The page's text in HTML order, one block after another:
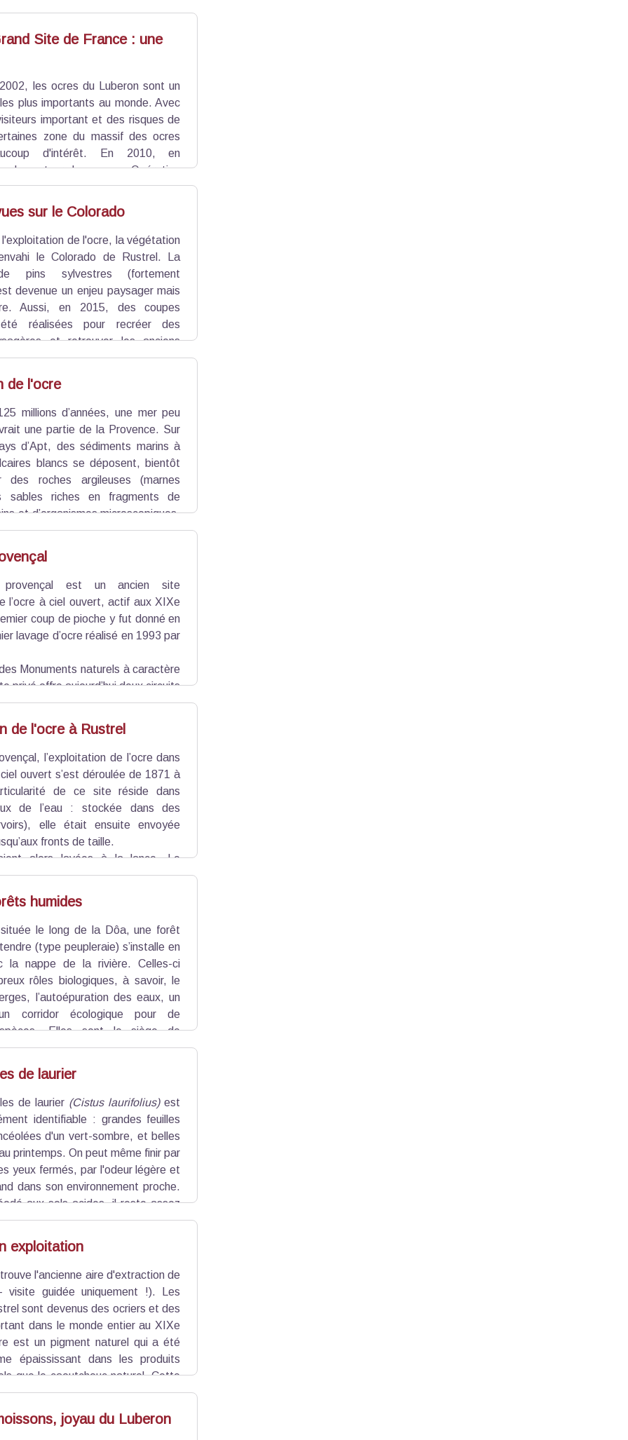
Site de France : une
les ocres du Luberon sont un
plus importants au monde. Avec
important et des risques de
zone du massif des ocres
d'intérêt. En 2010, en
les acteurs locaux, uneOpération
de communes Pays d'Apt
de bonne gestion et de
mais aussi culturels, dans la
Grand Site de France.
sur le Colorado
l'exploitation de l'ocre, la végétation
leColorado de Rustrel . La
pins sylvestres (fortement
devenue un enjeu paysager mais
Aussi, en 2015, des coupes
réalisées pour recréer des
et retrouver les anciens
dans le site, mais aussi dans le
en créant une zone de
de l'ocre
millions d’années, une mer peu
une partie de la Provence. Sur
d’Apt, des sédiments marins à
blancs se déposent, bientôt
des roches argileuses (marnes
sables riches en fragments de
et d’organismes microscopiques.
le fond marin, formant des grains
provoquent le retrait de la
humide, les dépôts de grès verts
comme le calcaire, les micas et la
place à la kaolinite, un minéral
pour l’ocre jaune, un oxyde
majoritaires. Ainsi, le grès vert
du Pays d’Apt.
provençal est un ancien site
l’ocre à ciel ouvert, actif aux XIXe
coup de pioche y fut donné en
lavage d’ocre réalisé en 1993 par
Monuments naturels à caractère
privé offre aujourd’hui deux circuits
mobile dédiée. Ils permettent de
nuances de couleurs, ainsi que
saison. Veuillez consulter les
votre venue.
de l'ocre à Rustrel
l’exploitation de l’ocre dans
ouvert s’est déroulée de 1871 à
de ce site réside dans
de l’eau : stockée dans des
elle était ensuite envoyée
fronts de taille.
alors lavées à la lance. Le
à travers un réseau de rigoles
chemin, le sable, plus lourd, se
(pièges à sable), tandis que
les bassins, l’ocre finissait par se
dans un marais salant, les ocriers
séchées puis transformées.
humides
située le long de la Dôa, une forêt
(type peupleraie) s’installe en
la nappe de la rivière. Celles-ci
rôles biologiques, à savoir, le
l’autoépuration des eaux, un
corridor écologique pour de
Elles sont le siège de
d’oiseaux et d’insectes.
de laurier
de laurier (Cistus laurifolius)est
identifiable : grandes feuilles
d'un vert-sombre, et belles
printemps. On peut même finir par
yeux fermés, par l'odeur légère et
dans son environnement proche.
aux sols acides, il reste assez
dans le massif des ocres où il
exploitation
l'ancienne aire d'extraction de
visite guidée uniquement !). Les
sont devenus des ocriers et des
dans le monde entier au XIXe
est un pigment naturel qui a été
épaississant dans les produits
que le caoutchouc naturel. Cette
dans le monde entier (joints de
le bâtiment pour les enduits de
1929 et a été progressivement
joyau du Luberon